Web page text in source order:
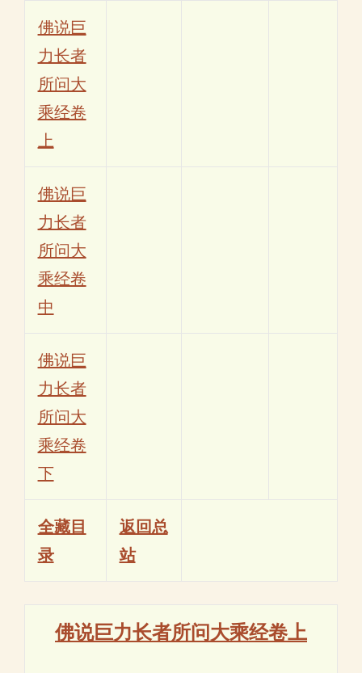
佛说巨
力长者
所问大
乘经卷
上
佛说巨
力长者
所问大
乘经卷
中
佛说巨
力长者
所问大
乘经卷
下
全藏目
录
返回总
站
佛说巨力长者所问大乘经卷上